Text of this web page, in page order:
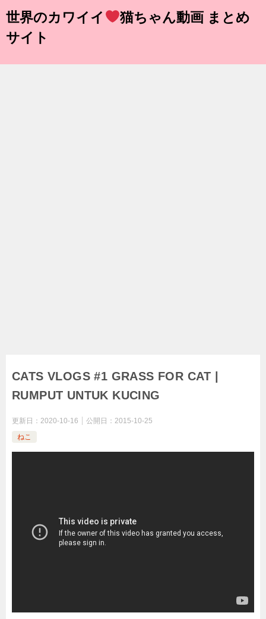
世界のカワイイ
猫ちゃん動画 まとめ
サイト
CATS VLOGS #1 GRASS FOR CAT |
RUMPUT UNTUK KUCING
更新日： 2020-10-16 公開日： 2015-10-25
ねこ